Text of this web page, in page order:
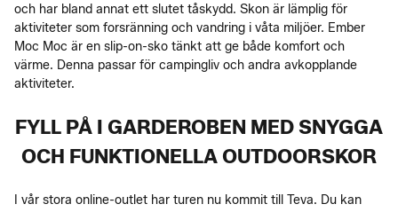
och har bland annat ett slutet tåskydd. Skon är lämplig för
aktiviteter som forsränning och vandring i våta miljöer. Ember
Moc Moc är en slip-on-sko tänkt att ge både komfort och
värme. Denna passar för campingliv och andra avkopplande
aktiviteter.
FYLL PÅ I GARDEROBEN MED SNYGGA
OCH FUNKTIONELLA OUTDOORSKOR
I vår stora online-outlet har turen nu kommit till Teva. Du kan